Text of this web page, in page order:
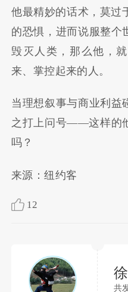
他最精妙的话术，莫过
的恐惧，进而说服整个
毁灭人类，那么他，
来、掌控起来的人。
当理想叙事与商业利益
之打上问号——这样的
吗？
来源：纽约客
12
共